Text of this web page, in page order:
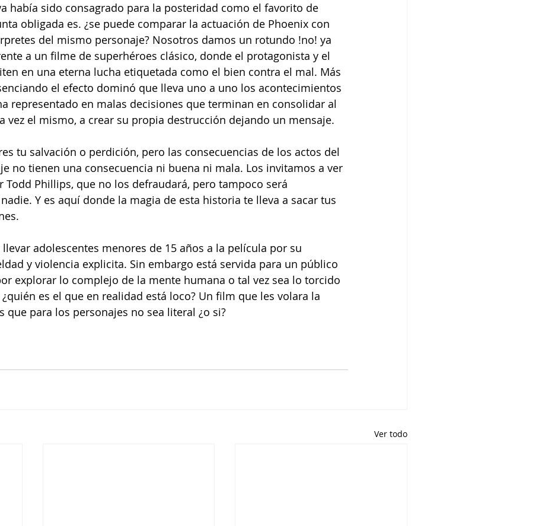
había sido consagrado para la posteridad como el favorito de
obligada es. ¿se puede comparar la actuación de Phoenix con
del mismo personaje? Nosotros damos un rotundo !no! ya
a un filme de superhéroes clásico, donde el protagonista y el
en una eterna lucha etiquetada como el bien contra el mal. Más
el efecto dominó que lleva uno a uno los acontecimientos
representado en malas decisiones que terminan en consolidar al
vez el mismo, a crear su propia destrucción dejando un mensaje.
tu salvación o perdición, pero las consecuencias de los actos del
no tienen una consecuencia ni buena ni mala. Los invitamos a ver
Todd Phillips, que no los defraudará, pero tampoco será
Y es aquí donde la magia de esta historia te lleva a sacar tus
adolescentes menores de 15 años a la película por su
y violencia explicita. Sin embargo está servida para un público
explorar lo complejo de la mente humana o tal vez sea lo torcido
es el que en realidad está loco? Un film que les volara la
que para los personajes no sea literal ¿o si?
Ver todo